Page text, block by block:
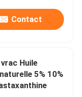
Contact
Huile
5% 10%